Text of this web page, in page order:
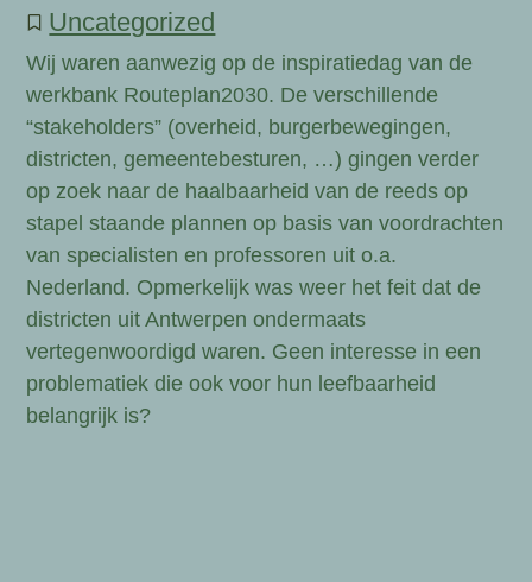
Uncategorized
Wij waren aanwezig op de inspiratiedag van de
werkbank Routeplan2030. De verschillende
“stakeholders” (overheid, burgerbewegingen,
districten, gemeentebesturen, …) gingen verder
op zoek naar de haalbaarheid van de reeds op
stapel staande plannen op basis van voordrachten
van specialisten en professoren uit o.a.
Nederland. Opmerkelijk was weer het feit dat de
districten uit Antwerpen ondermaats
vertegenwoordigd waren. Geen interesse in een
problematiek die ook voor hun leefbaarheid
belangrijk is?